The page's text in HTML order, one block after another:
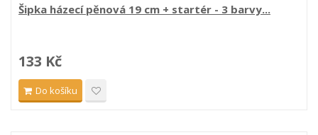
Šipka házecí pěnová 19 cm + startér - 3 barvy...
133 Kč
Do košíku